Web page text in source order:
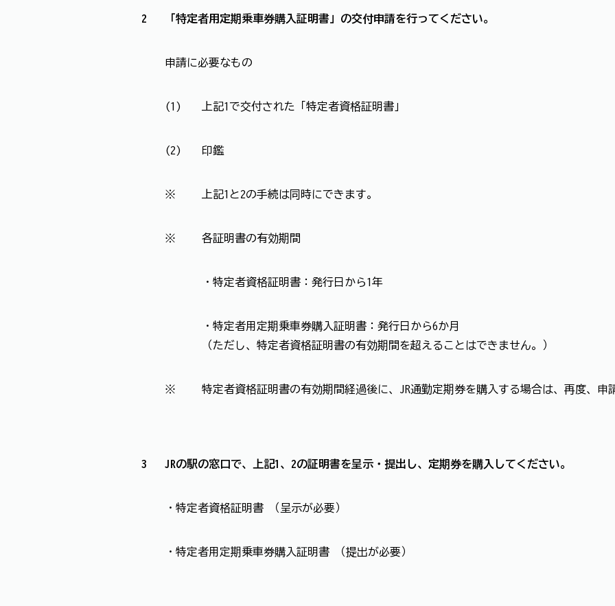
2 「特定者用定期乗車券購入証明書」の交付申請を行ってください。
申請に必要なもの
(1) 上記1で交付された「特定者資格証明書」
(2) 印鑑
※ 上記1と2の手続は同時にできます。
※ 各証明書の有効期間
・特定者資格証明書：発行日から1年
・特定者用定期乗車券購入証明書：発行日から6か月
（ただし、特定者資格証明書の有効期間を超えることはできません。）
※ 特定者資格証明書の有効期間経過後に、JR通勤定期券を購入する場合は、再度、申
3 JRの駅の窓口で、上記1、2の証明書を呈示・提出し、定期券を購入してください。
・特定者資格証明書 （呈示が必要）
・特定者用定期乗車券購入証明書 （提出が必要）